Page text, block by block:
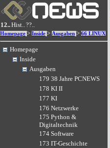
12..Hist..??..
Homepage > Inside > Ausgaben > 66 LINUX
Homepage
Inside
Ausgaben
179 38 Jahre PCNEWS
178 KI II
177 KI
176 Netzwerke
175 Python &
Digitaltechnik
174 Software
173 IT-Geschichte